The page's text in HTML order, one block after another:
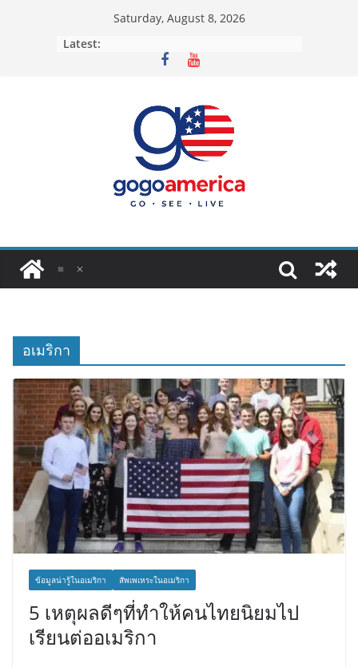
Saturday, August 8, 2026
Latest:
อเมริกา
ข้อมูลน่ารู้ในอเมริกา สัพเพเหระในอเมริกา
5 เหตุผลดีๆที่ทำให้คนไทยนิยมไป
เรียนต่ออเมริกา